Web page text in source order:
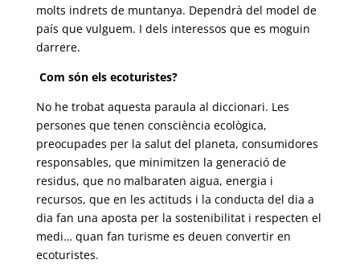
molts indrets de muntanya. Dependrà del model de
país que vulguem. I dels interessos que es moguin
darrere.
Com són els ecoturistes?
No he trobat aquesta paraula al diccionari. Les
persones que tenen consciència ecològica,
preocupades per la salut del planeta, consumidores
responsables, que minimitzen la generació de
residus, que no malbaraten aigua, energia i
recursos, que en les actituds i la conducta del dia a
dia fan una aposta per la sostenibilitat i respecten el
medi… quan fan turisme es deuen convertir en
ecoturistes.